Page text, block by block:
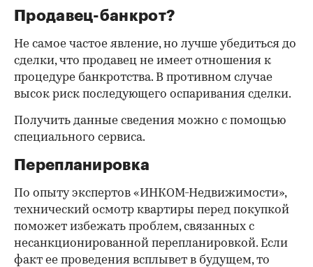
Продавец-банкрот?
Не самое частое явление, но лучше убедиться до
сделки, что продавец не имеет отношения к
процедуре банкротства. В противном случае
высок риск последующего оспаривания сделки.
Получить данные сведения можно с помощью
специального сервиса.
Перепланировка
По опыту экспертов «ИНКОМ-Недвижимости»,
технический осмотр квартиры перед покупкой
поможет избежать проблем, связанных с
несанкционированной перепланировкой. Если
факт ее проведения всплывет в будущем, то